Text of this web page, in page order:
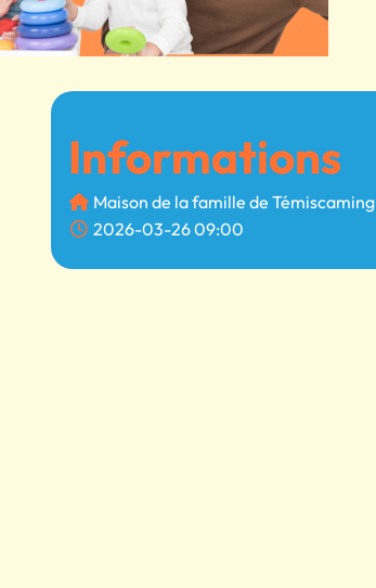
Informations
Maison de la famille de Témiscaming
2026-03-26 09:00